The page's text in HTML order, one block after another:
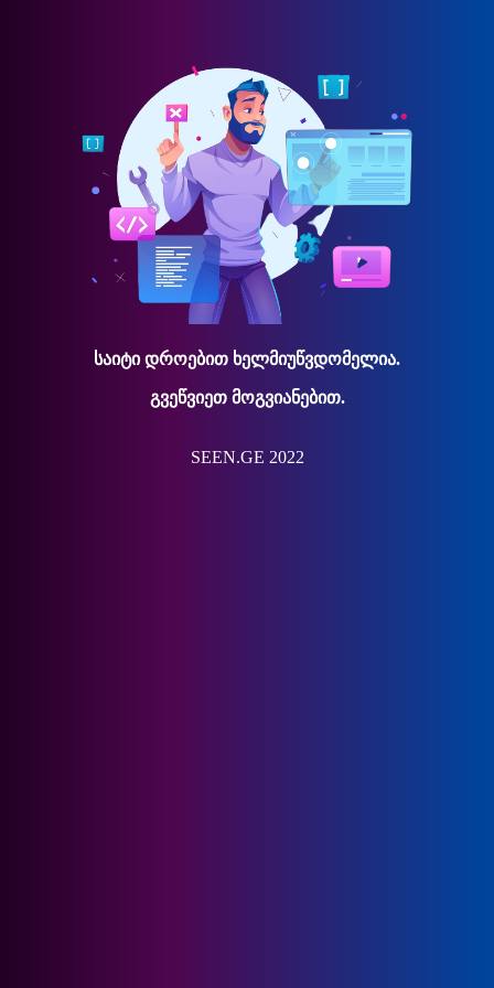
საიტი დროებით ხელმიუწვდომელია.
გვეწვიეთ მოგვიანებით.
SEEN.GE 2022